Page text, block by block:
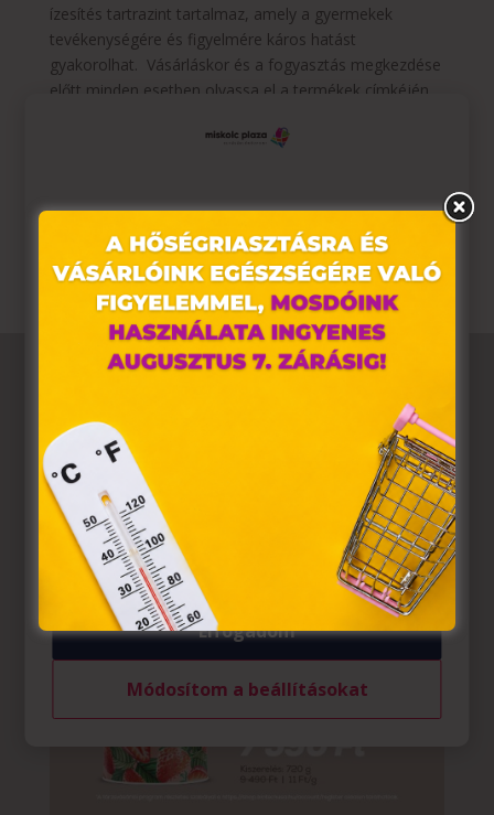
ízesítés tartrazint tartalmaz, amely a gyermekek
tevékenységére és figyelmére káros hatást
gyakorolhat. Vásárláskor és a fogyasztás megkezdése
előtt minden esetben olvassa el a termékek címkéjén,
információt és figyelmeztetéseket!
https://shop.biotechusa.hu/account/registeroldalon
találhatóak.
Ez az oldal sütiket használ
Weboldalunkon „cookie"-kat (továbbiakban „süti")
alkalmazunk. Ezek olyan fájlok, melyek információt
tárolnak webes böngészőjében. Ehhez az Ön
hozzájárulása szükséges.
A „sütiket" az elektronikus hírközlésről szóló 2003. évi C.
törvény, az elektronikus kereskedelmi szolgáltatások, az
információs társadalommal összefüggő szolgáltatások
egyes kérdéseiről szóló 2001. évi CVIII. törvény, valamint
az Európai Unió előírásainak megfelelően használjuk.
Azon weblapoknak, melyek az Európai Unió országain
belül működnek, a „sütik" használatához, és ezeknek a
felhasználó számítógépén vagy egyéb eszközén történő
tárolásához a felhasználók hozzájárulását kell kérniük.
Elfogadom
Módosítom a beállításokat